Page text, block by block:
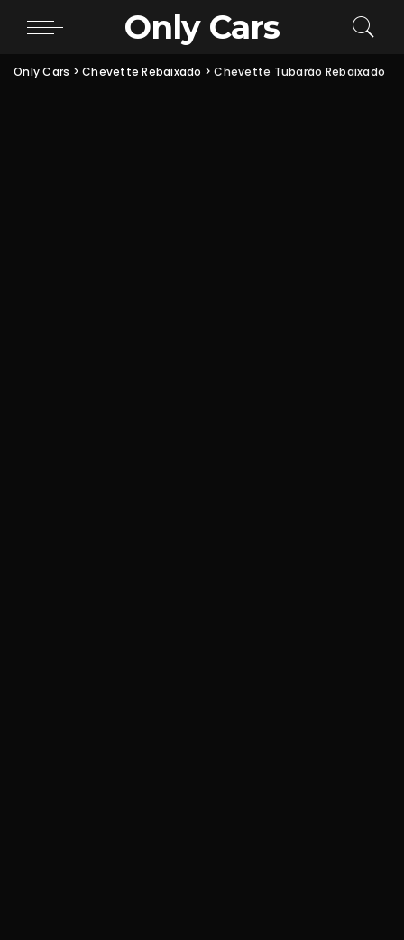
Only Cars
Only Cars >Chevette Rebaixado >Chevette Tubarão Rebaixado